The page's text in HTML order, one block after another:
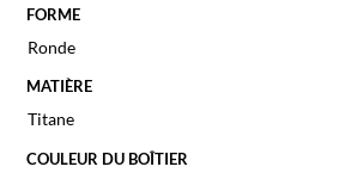
FORME
Ronde
MATIÈRE
Titane
COULEUR DU BOÎTIER